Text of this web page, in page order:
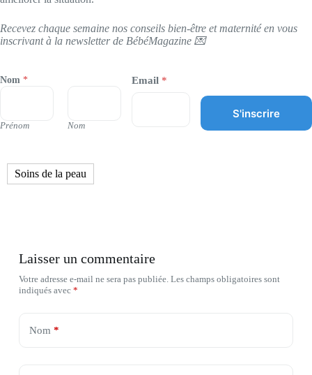
Recevez chaque semaine nos conseils bien-être et maternité en vous
inscrivant à la newsletter de BébéMagazine 💌
Nom *
Prénom Nom
Email *
S'inscrire
Soins de la peau
Laisser un commentaire
Votre adresse e-mail ne sera pas publiée. Les champs obligatoires sont
indiqués avec *
Nom *